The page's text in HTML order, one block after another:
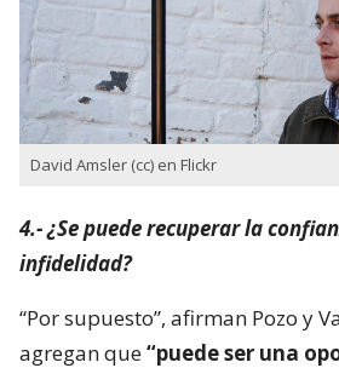
David Amsler (cc) en Flickr
4.- ¿Se puede recuperar la
infidelidad?
“Por supuesto”, afirman Pozo y
agregan que“puede ser una